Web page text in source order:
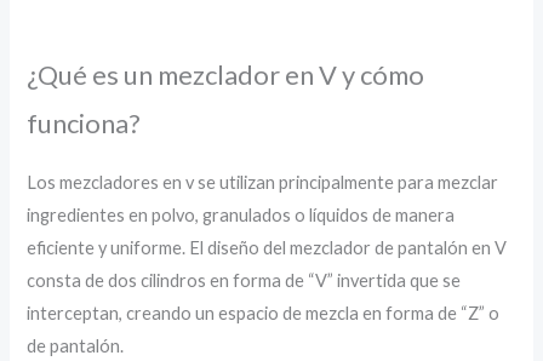
¿Qué es un mezclador en V y cómo
funciona?
Los mezcladores en v se utilizan principalmente para mezclar
ingredientes en polvo, granulados o líquidos de manera
eficiente y uniforme. El diseño del mezclador de pantalón en V
consta de dos cilindros en forma de “V” invertida que se
interceptan, creando un espacio de mezcla en forma de “Z” o
de pantalón.